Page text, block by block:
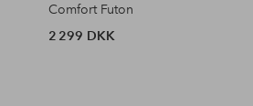
Comfort Futon
2 299 DKK